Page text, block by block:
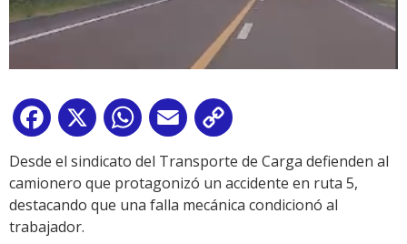
Facebook
X WhatsApp
Email
Link
Desde el sindicato del Transporte de Carga defienden al
camionero que protagonizó un accidente en ruta 5,
destacando que una falla mecánica condicionó al
trabajador.